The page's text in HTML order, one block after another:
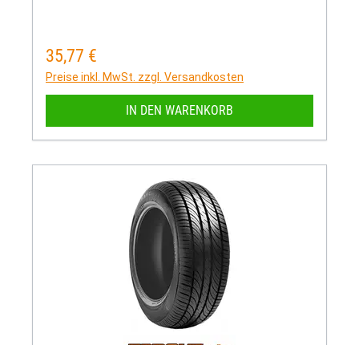
Regulärer Preis:
35,77 €
Preise inkl. MwSt. zzgl. Versandkosten
IN DEN WARENKORB